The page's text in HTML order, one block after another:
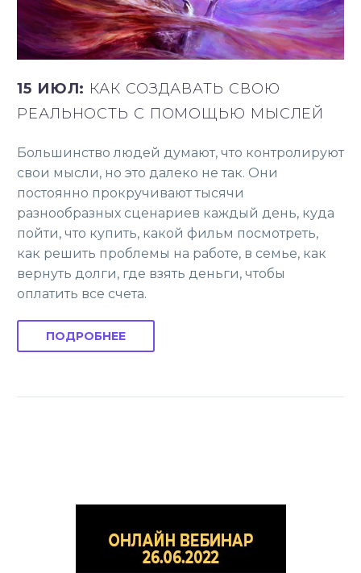
15 ИЮЛ: КАК СОЗДАВАТЬ СВОЮ
РЕАЛЬНОСТЬ С ПОМОЩЬЮ МЫСЛЕЙ
Большинство людей думают, что контролируют
свои мысли, но это далеко не так. Они
постоянно прокручивают тысячи
разнообразных сценариев каждый день, куда
пойти, что купить, какой фильм посмотреть,
как решить проблемы на работе, в семье, как
вернуть долги, где взять деньги, чтобы
оплатить все счета.
ПОДРОБНЕЕ